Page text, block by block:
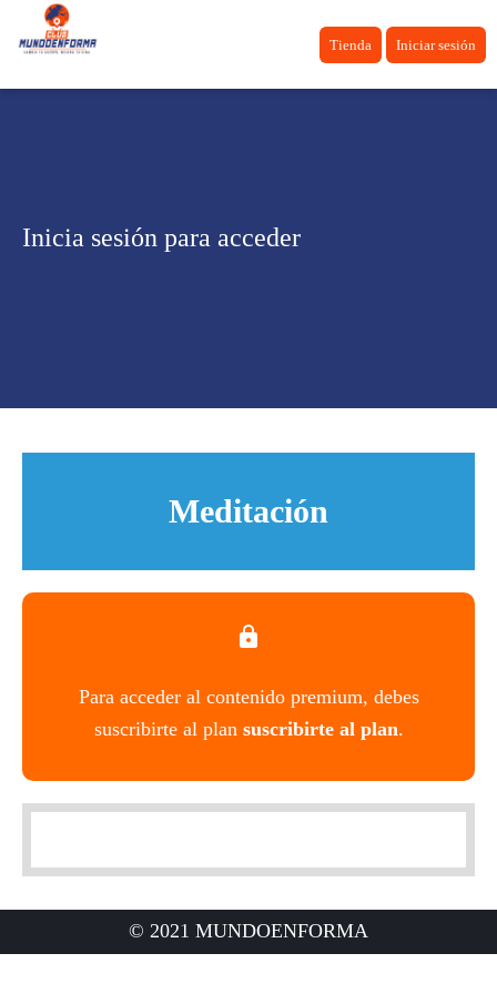
Tienda Iniciar sesión
Inicia sesión para acceder
Meditación
Para acceder al contenido premium, debes
suscribirte al plan suscribirte al plan.
© 2021 MUNDOENFORMA